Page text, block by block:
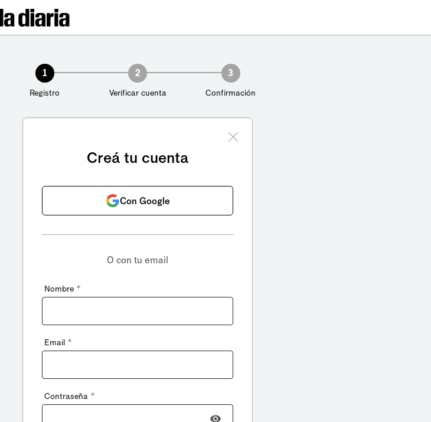
1
Registro
2
Verificar cuenta
3
Confirmación
Creá tu cuenta
Con Google
O con tu email
Nombre *
Email *
Contraseña *